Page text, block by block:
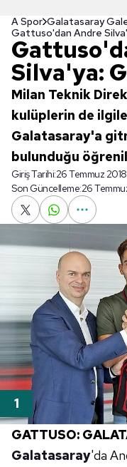
A Spor Galatasaray
Gattuso'dan Andre
Silva'ya:
Milan Teknik
kulüplerin de
Galatasaray'a
bulunduğu
Giriş Tarihi:26 Temmuz 2018
Son Güncelleme:26
GATTUSO:
Galatasaray'da